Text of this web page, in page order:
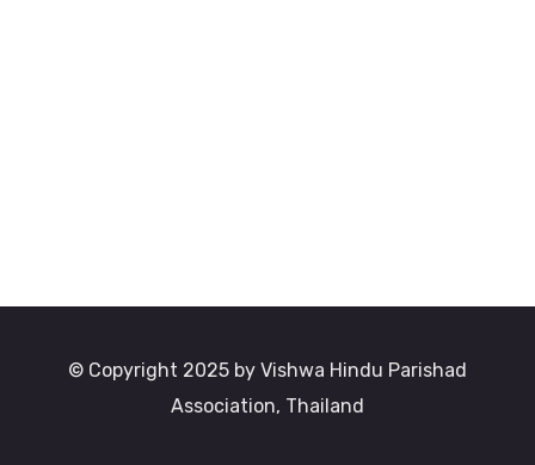
© Copyright 2025 by Vishwa Hindu Parishad
Association, Thailand